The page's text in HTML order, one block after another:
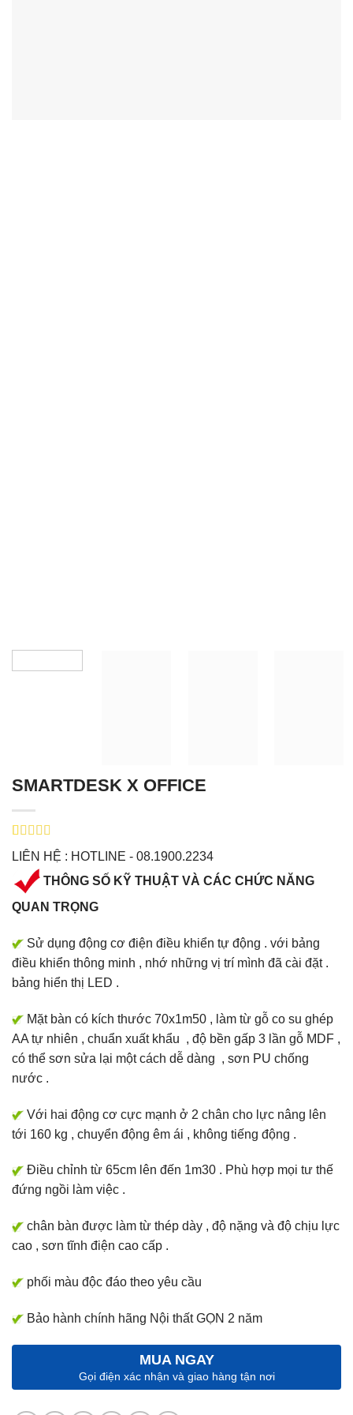
SMARTDESK X OFFICE
5.00 trên 5
dựa trên
1
đánh giá
LIÊN HỆ : HOTLINE - 08.1900.2234
THÔNG SỐ KỸ THUẬT VÀ CÁC CHỨC NĂNG
QUAN TRỌNG
Sử dụng động cơ điện điều khiển tự động . với bảng
điều khiển thông minh , nhớ những vị trí mình đã cài đặt .
bảng hiển thị LED .
Mặt bàn có kích thước 70x1m50 , làm từ gỗ co su ghép
AA tự nhiên , chuẩn xuất khẩu , độ bền gấp 3 lần gỗ MDF ,
có thể sơn sửa lại một cách dễ dàng , sơn PU chống
nước .
Với hai động cơ cực mạnh ở 2 chân cho lực nâng lên
tới 160 kg , chuyển động êm ái , không tiếng động .
Điều chỉnh từ 65cm lên đến 1m30 . Phù hợp mọi tư thế
đứng ngồi làm việc .
chân bàn được làm từ thép dày , độ nặng và độ chịu lực
cao , sơn tĩnh điện cao cấp .
phối màu độc đáo theo yêu cầu
Bảo hành chính hãng Nội thất GỌN 2 năm
MUA NGAY
Gọi điện xác nhận và giao hàng tận nơi